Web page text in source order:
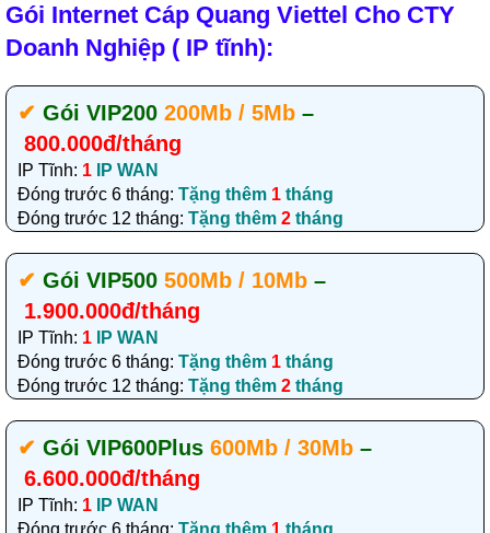
Gói Internet Cáp Quang Viettel Cho CTY
Doanh Nghiệp ( IP tĩnh):
✔‎ Gói VIP200 200Mb / 5Mb –
800.000đ/tháng
IP Tĩnh: 1 IP WAN
Đóng trước 6 tháng: Tặng thêm 1 tháng
Đóng trước 12 tháng: Tặng thêm 2 tháng
✔‎ Gói VIP500 500Mb / 10Mb –
1.900.000đ/tháng
IP Tĩnh: 1 IP WAN
Đóng trước 6 tháng: Tặng thêm 1 tháng
Đóng trước 12 tháng: Tặng thêm 2 tháng
✔‎ Gói VIP600Plus 600Mb / 30Mb –
6.600.000đ/tháng
IP Tĩnh: 1 IP WAN
Đóng trước 6 tháng: Tặng thêm 1 tháng